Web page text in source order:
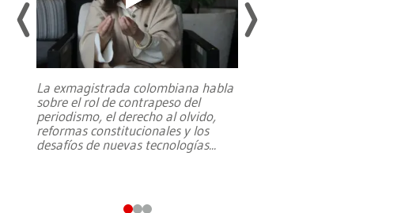
La exmagistrada colombiana habla
sobre el rol de contrapeso del
periodismo, el derecho al olvido,
reformas constitucionales y los
desafíos de nuevas tecnologías...